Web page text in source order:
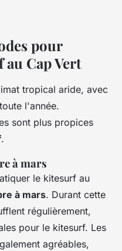
pour
Cap Vert
tropical aride, avec
l'année.
sont plus propices
.
à mars
le kitesurf au
à mars. Durant cette
régulièrement,
pour le kitesurf. Les
agréables,